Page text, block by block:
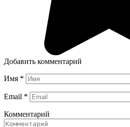
Добавить комментарий
Имя *
Email *
Комментарий